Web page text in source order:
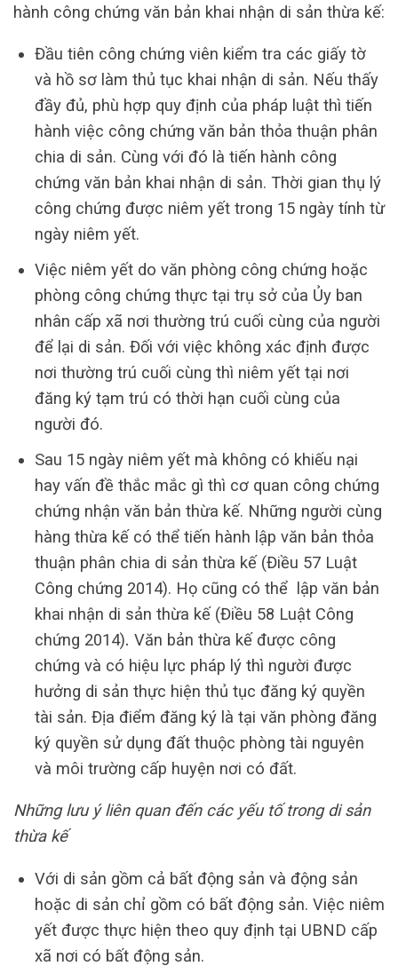
hành công chứng văn bản khai nhận di sản thừa kế:
Đầu tiên công chứng viên kiểm tra các giấy tờ
và hồ sơ làm thủ tục khai nhận di sản. Nếu thấy
đầy đủ, phù hợp quy định của pháp luật thì tiến
hành việc công chứng văn bản thỏa thuận phân
chia di sản. Cùng với đó là tiến hành công
chứng văn bản khai nhận di sản. Thời gian thụ lý
công chứng được niêm yết trong 15 ngày tính từ
ngày niêm yết.
Việc niêm yết do văn phòng công chứng hoặc
phòng công chứng thực tại trụ sở của Ủy ban
nhân cấp xã nơi thường trú cuối cùng của người
để lại di sản. Đối với việc không xác định được
nơi thường trú cuối cùng thì niêm yết tại nơi
đăng ký tạm trú có thời hạn cuối cùng của
người đó.
Sau 15 ngày niêm yết mà không có khiếu nại
hay vấn đề thắc mắc gì thì cơ quan công chứng
chứng nhận văn bản thừa kế. Những người cùng
hàng thừa kế có thể tiến hành lập văn bản thỏa
thuận phân chia di sản thừa kế (Điều 57 Luật
Công chứng 2014). Họ cũng có thể lập văn bản
khai nhận di sản thừa kế (Điều 58 Luật Công
chứng 2014). Văn bản thừa kế được công
chứng và có hiệu lực pháp lý thì người được
hưởng di sản thực hiện thủ tục đăng ký quyền
tài sản. Địa điểm đăng ký là tại văn phòng đăng
ký quyền sử dụng đất thuộc phòng tài nguyên
và môi trường cấp huyện nơi có đất.
Những lưu ý liên quan đến các yếu tố trong di sản
thừa kế
Với di sản gồm cả bất động sản và động sản
hoặc di sản chỉ gồm có bất động sản. Việc niêm
yết được thực hiện theo quy định tại UBND cấp
xã nơi có bất động sản.